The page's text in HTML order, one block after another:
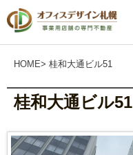
株
式
会
F
E
HOME> 桂和大通ビル51
桂和大通ビル51